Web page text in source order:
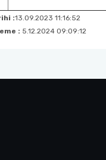
:13.09.2023 11:16:52
: 5.12.2024 09:09:12
Komisyonu